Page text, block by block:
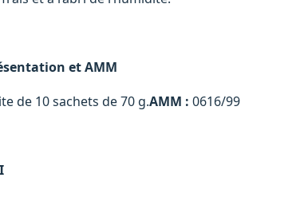
et AMM
de 10 sachets de 70 g.AMM : 0616/99